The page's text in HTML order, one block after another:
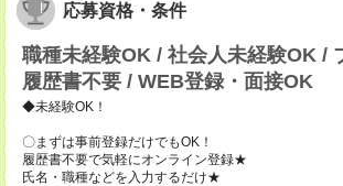
応募資格・条件
職種未経験OK / 社会人未経験OK /
履歴書不要 / WEB登録・面接OK
◆未経験OK！
〇まずは事前登録だけでもOK！
履歴書不要で気軽にオンライン登録★
氏名・職種などを入力するだけ★